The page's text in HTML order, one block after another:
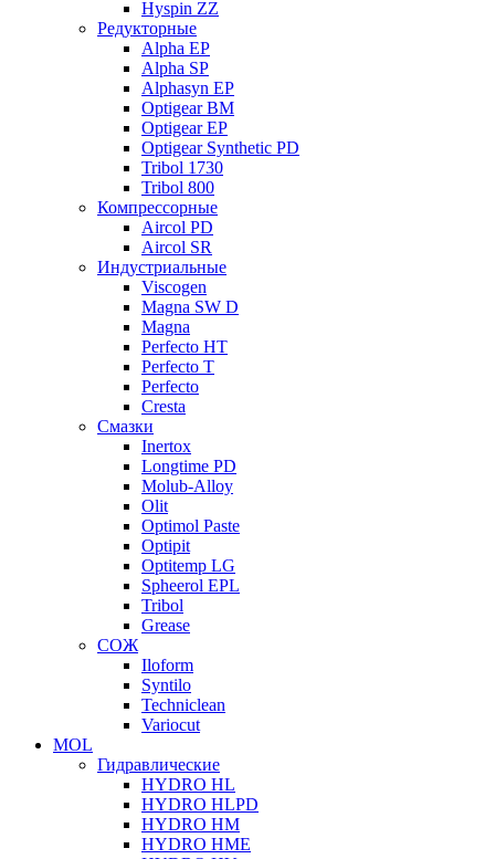
Hyspin ZZ
Редукторные
Alpha EP
Alpha SP
Alphasyn EP
Optigear BM
Optigear EP
Optigear Synthetic PD
Tribol 1730
Tribol 800
Компрессорные
Aircol PD
Aircol SR
Индустриальные
Viscogen
Magna SW D
Magna
Perfecto HT
Perfecto T
Perfecto
Cresta
Смазки
Inertox
Longtime PD
Molub-Alloy
Olit
Optimol Paste
Optipit
Optitemp LG
Spheerol EPL
Tribol
Grease
СОЖ
Iloform
Syntilo
Techniclean
Variocut
MOL
Гидравлические
HYDRO HL
HYDRO HLPD
HYDRO HM
HYDRO HME